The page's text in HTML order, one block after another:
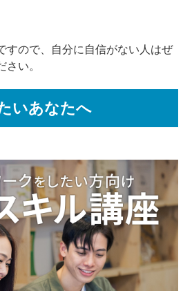
すので、自分に自信がない人はぜ
さい。
いあなたへ